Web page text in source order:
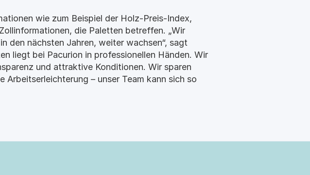
wie zum Beispiel der Holz-Preis-Index,
die Paletten betreffen. „Wir
den nächsten Jahren, weiter wachsen“, sagt
liegt bei Pacurion in professionellen Händen. Wir
und attraktive Konditionen. Wir sparen
– unser Team kann sich so